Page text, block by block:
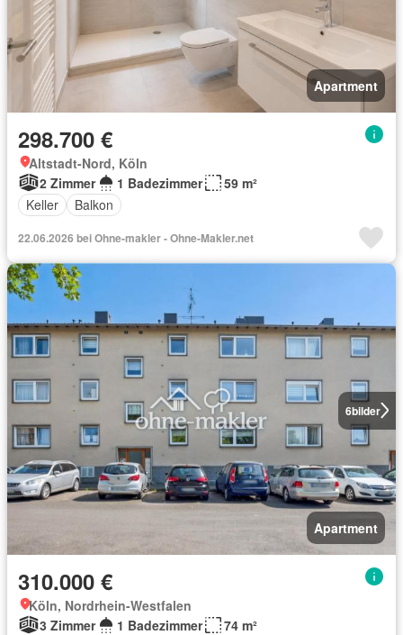
Apartment
298.700 €
Altstadt-Nord, Köln
2 Zimmer
1 Badezimmer
59 m²
Keller
Balkon
22.06.2026 bei Ohne-makler - Ohne-Makler.net
6bilder
Apartment
310.000 €
Köln, Nordrhein-Westfalen
3 Zimmer
1 Badezimmer 74 m²